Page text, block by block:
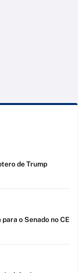
de Trump
o Senado no CE